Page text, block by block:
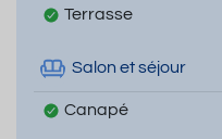
Terrasse
Salon et séjour
Canapé